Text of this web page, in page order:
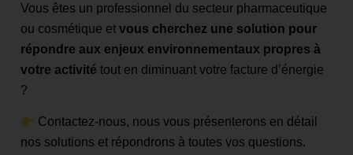
Vous êtes un professionnel du secteur pharmaceutique
ou cosmétique et vous cherchez une solution pour
répondre aux enjeux environnementaux propres à
votre activité tout en diminuant votre facture d’énergie
?
Contactez-nous, nous vous présenterons en détail
nos solutions et répondrons à toutes vos questions.